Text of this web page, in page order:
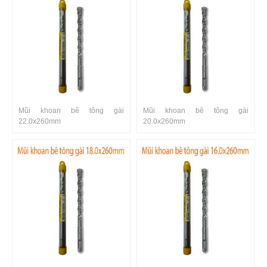
Mũi khoan bê tông gài
22.0x260mm
Mũi khoan bê tông gài
20.0x260mm